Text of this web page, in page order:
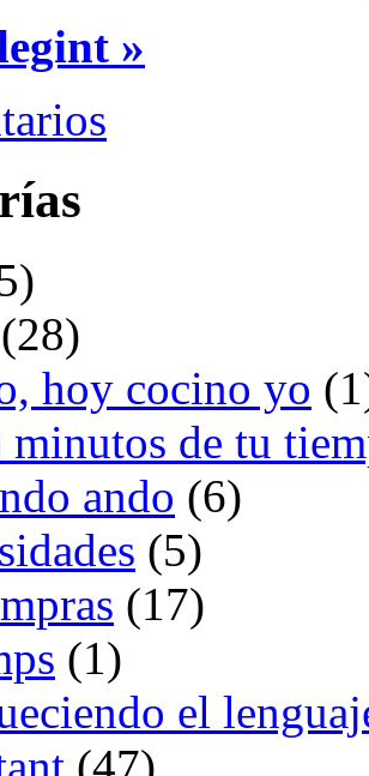
»
(28)
hoy cocino yo
minutos de tu
ando (6)
(5)
(17)
(1)
el
(47)